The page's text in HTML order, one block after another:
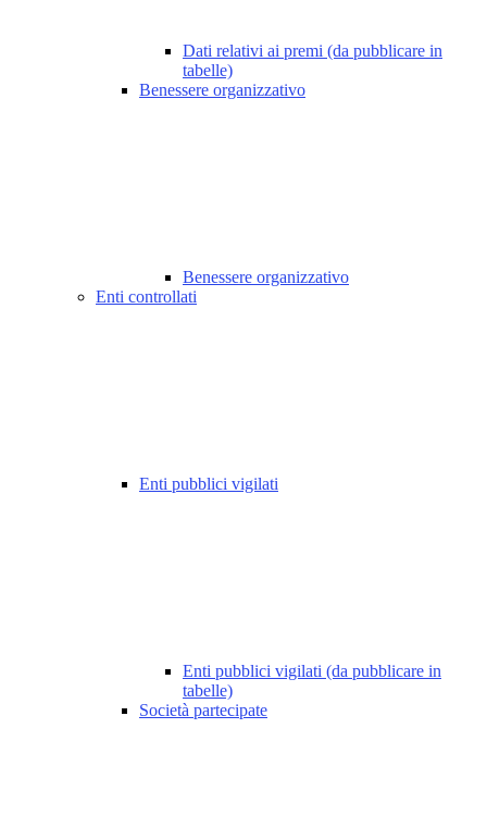
Dati relativi ai premi (da pubblicare in
tabelle)
Benessere organizzativo
Benessere organizzativo
Enti controllati
Enti pubblici vigilati
Enti pubblici vigilati (da pubblicare in
tabelle)
Società partecipate